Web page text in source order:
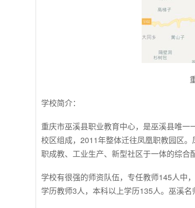
学校简介：
重庆市巫溪县职业教育中心，是巫溪县唯一
校区组成，2011年整体迁往凤凰职教园区
职成教、工业生产、新型社区于一体的综合
学校有很强的师资队伍，专任教师145人中
学历教师3人，本科以上学历135人。巫溪